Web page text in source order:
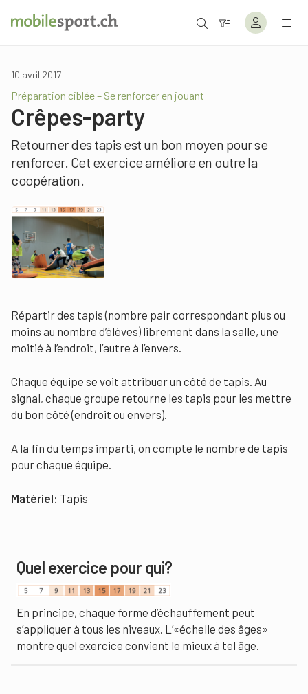
10 avril 2017
Préparation ciblée – Se renforcer en jouant
Crêpes-party
Retourner des tapis est un bon moyen pour se
renforcer. Cet exercice améliore en outre la
coopération.
Répartir des tapis (nombre pair correspondant plus ou
moins au nombre d’élèves) librement dans la salle, une
moitié à l’endroit, l’autre à l’envers.
Chaque équipe se voit attribuer un côté de tapis. Au
signal, chaque groupe retourne les tapis pour les mettre
du bon côté (endroit ou envers).
A la fin du temps imparti, on compte le nombre de tapis
pour chaque équipe.
Matériel: Tapis
Quel exercice pour qui?
En principe, chaque forme d’échauffement peut
s’appliquer à tous les niveaux. L’«échelle des âges»
montre quel exercice convient le mieux à tel âge.